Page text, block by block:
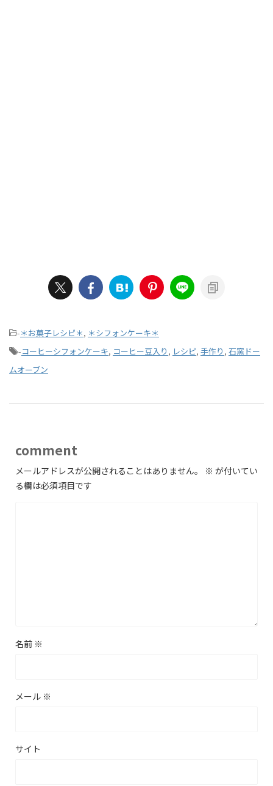
-＊お菓子レシピ＊, ＊シフォンケーキ＊
-コーヒーシフォンケーキ, コーヒー豆入り , レシピ, 手作り , 石窯ドー
ムオーブン
comment
メールアドレスが公開されることはありません。 ※ が付いてい
る欄は必須項目です
名前 ※
メール ※
サイト